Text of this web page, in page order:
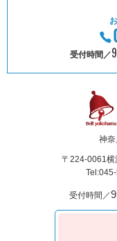
受付時間／
神
〒224-0061横
受付時間／